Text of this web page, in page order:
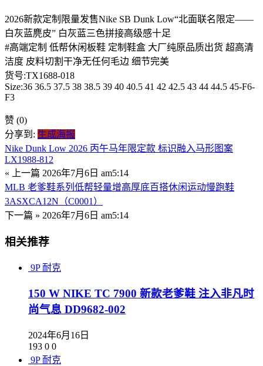
2026新款定制限量发售Nike SB Dunk Low“北面联名限定——
白灰蓝麂皮” 白灰蓝三色拼接高级感十足
#高端定制 低帮休闲板鞋 定制鞋盒 大厂纯原品质出货 超高清
洁度 皮料切割干净无任何毛边 细节完美
货号:TX1688-018
Size:36 36.5 37.5 38 38.5 39 40 40.5 41 42 42.5 43 44 44.5 45-F6-
F3
赞 (0)
分享到: 生成海报
Nike Dunk Low 2026 丙午马年限定款 标识融入马形图案
LX1988-812
« 上一篇 2026年7月6日 am5:14
MLB 老爹鞋系列低帮轻量增高厚底百搭休闲运动慢跑鞋
3ASXCA12N（C0001）
下一篇 » 2026年7月6日 am5:14
相关推荐
9P 耐克
150 W NIKE TC 7900 新款老爹鞋 注入非凡时
尚气息 DD9682-002
2024年6月16日
193 0 0
9P 耐克